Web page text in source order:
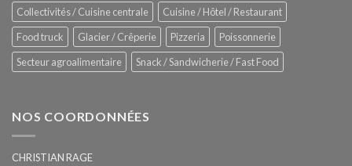
Collectivités / Cuisine centrale
Cuisine / Hôtel / Restaurant
Food truck
Glacier / Crêperie Pizzeria
Poissonnerie
Secteur agroalimentaire
Snack / Sandwicherie / Fast Food
NOS COORDONNÉES
CHRISTIAN RAGE